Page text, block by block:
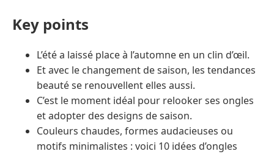
Key points
L’été a laissé place à l’automne en un clin d’œil.
Et avec le changement de saison, les tendances
beauté se renouvellent elles aussi.
C’est le moment idéal pour relooker ses ongles
et adopter des designs de saison.
Couleurs chaudes, formes audacieuses ou
motifs minimalistes : voici 10 idées d’ongles